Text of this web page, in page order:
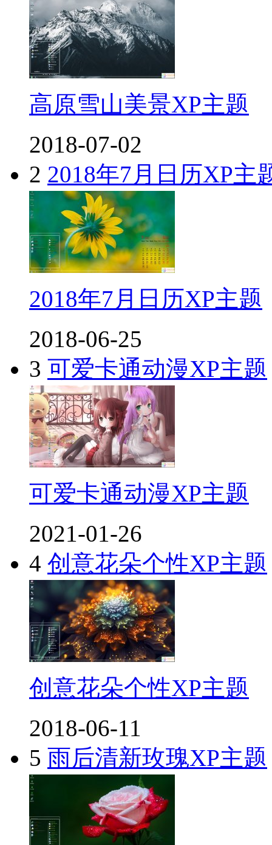
高原雪山美景XP主题
2018-07-02
2 2018年7月日历XP主
2018年7月日历XP主题
2018-06-25
3 可爱卡通动漫XP主题
可爱卡通动漫XP主题
2021-01-26
4 创意花朵个性XP主题
创意花朵个性XP主题
2018-06-11
5 雨后清新玫瑰XP主题